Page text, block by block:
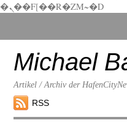
�ܢ��F[��R�ZM~�D
down
contentMichael
Artikel / Archiv der
RSS